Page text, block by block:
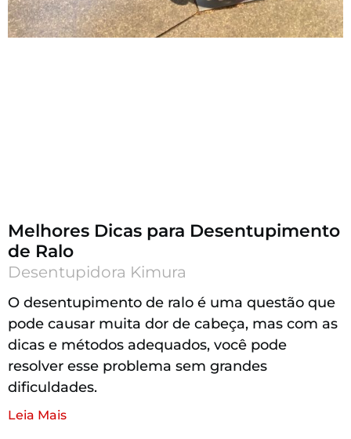
Melhores Dicas para Desentupimento
de Ralo
Desentupidora Kimura
O desentupimento de ralo é uma questão que
pode causar muita dor de cabeça, mas com as
dicas e métodos adequados, você pode
resolver esse problema sem grandes
dificuldades.
Leia Mais